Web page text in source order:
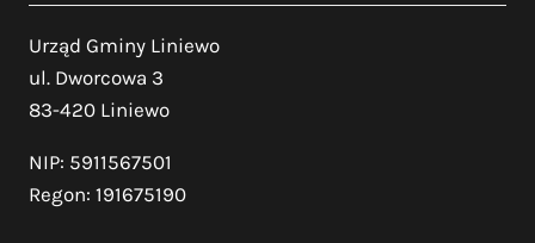
Urząd Gminy Liniewo
ul. Dworcowa 3
83-420 Liniewo
NIP: 5911567501
Regon: 191675190